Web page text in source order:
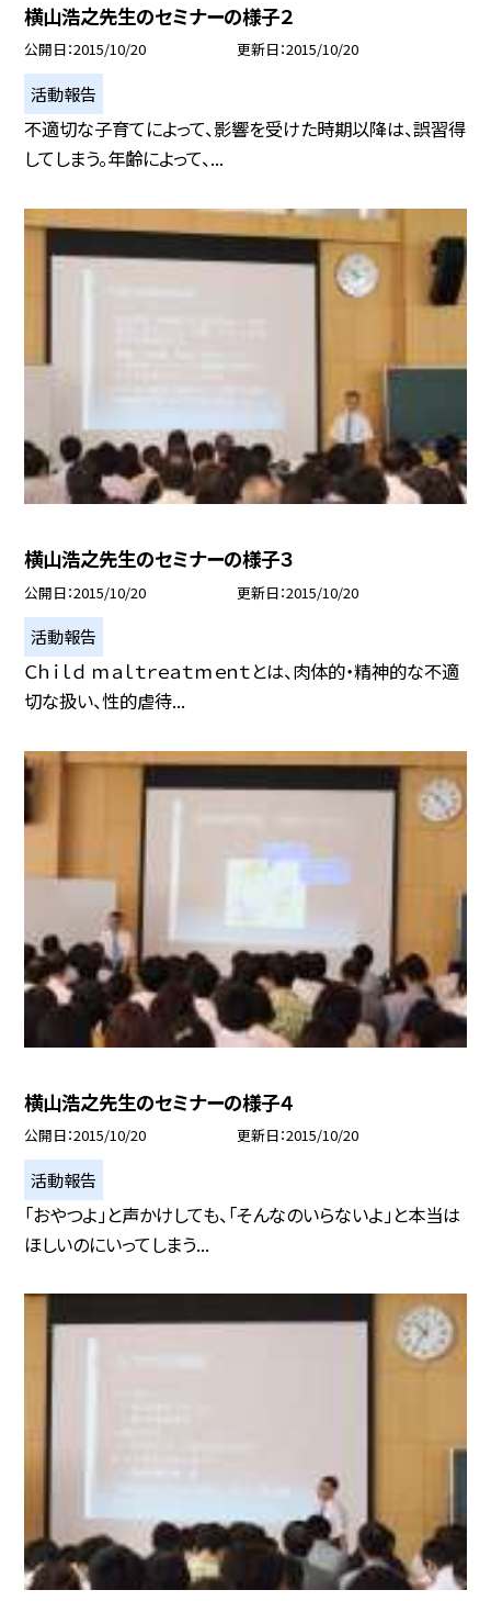
横山浩之先生のセミナーの様子２
公開日 2015/10/20 更新日 2015/10/20
活動報告
不適切な子育てによって、影響を受けた時期以降は、誤習得
してしまう。年齢によって、...
横山浩之先生のセミナーの様子３
公開日 2015/10/20 更新日 2015/10/20
活動報告
Ｃｈｉｌｄ ｍａｌｔｒｅａｔｍｅｎｔとは、肉体的・精神的な不適
切な扱い、性的虐待...
横山浩之先生のセミナーの様子４
公開日 2015/10/20 更新日 2015/10/20
活動報告
「おやつよ」と声かけしても、「そんなのいらないよ」と本当は
ほしいのにいってしまう...